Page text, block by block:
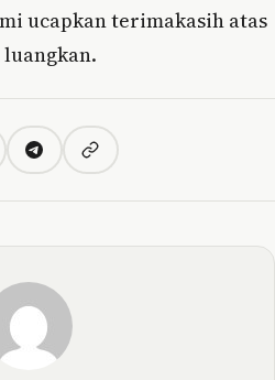
ucapkan terimakasih atas
TelegramCopy link